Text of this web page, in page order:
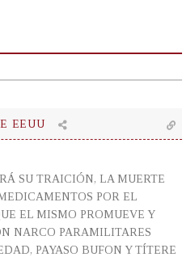
EEUU
SU TRAICIÓN, LA MUERTE
POR EL
EL MISMO PROMUEVE Y
NARCO PARAMILITARES
PAYASO BUFON Y TÍTERE